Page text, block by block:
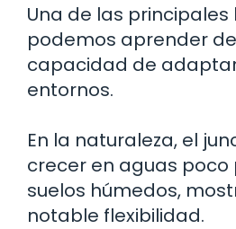
Una de las principales
podemos aprender
capacidad de
entornos.
En la naturaleza, el
crecer en aguas poco
suelos húmedos,
notable flexibilidad.